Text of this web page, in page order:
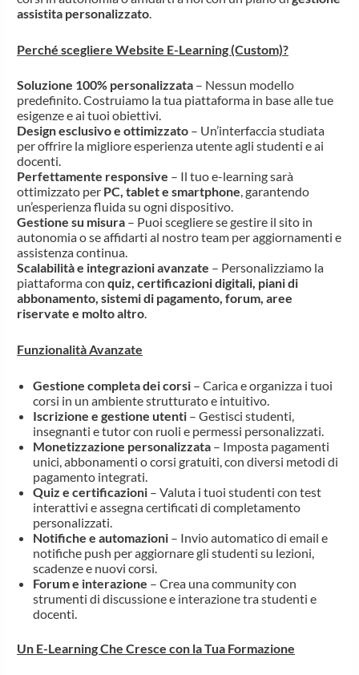
assistita personalizzato.
Perché scegliere Website E-Learning (Custom)?
Soluzione 100% personalizzata – Nessun modello
predefinito. Costruiamo la tua piattaforma in base alle tue
esigenze e ai tuoi obiettivi.
Design esclusivo e ottimizzato – Un’interfaccia studiata
per offrire la migliore esperienza utente agli studenti e ai
docenti.
Perfettamente responsive – Il tuo e-learning sarà
ottimizzato per PC, tablet e smartphone, garantendo
un’esperienza fluida su ogni dispositivo.
Gestione su misura – Puoi scegliere se gestire il sito in
autonomia o se affidarti al nostro team per aggiornamenti e
assistenza continua.
Scalabilità e integrazioni avanzate – Personalizziamo la
piattaforma conquiz, certificazioni digitali, piani di
abbonamento, sistemi di pagamento, forum, aree
riservate e molto altro.
Funzionalità Avanzate
Gestione completa dei corsi – Carica e organizza i tuoi
corsi in un ambiente strutturato e intuitivo.
Iscrizione e gestione utenti – Gestisci studenti,
insegnanti e tutor con ruoli e permessi personalizzati.
Monetizzazione personalizzata – Imposta pagamenti
unici, abbonamenti o corsi gratuiti, con diversi metodi di
pagamento integrati.
Quiz e certificazioni – Valuta i tuoi studenti con test
interattivi e assegna certificati di completamento
personalizzati.
Notifiche e automazioni – Invio automatico di email e
notifiche push per aggiornare gli studenti su lezioni,
scadenze e nuovi corsi.
Forum e interazione – Crea una community con
strumenti di discussione e interazione tra studenti e
docenti.
Un E-Learning Che Cresce con la Tua Formazione